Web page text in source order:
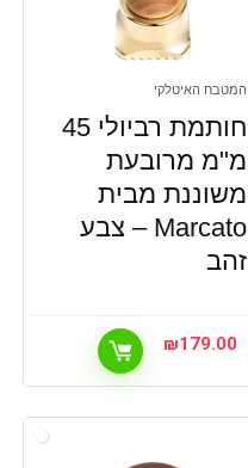
המטבח האיטלקי
חותמת רביולי 45
מ"מ מרובעת
משוננת מבית
Marcato – צבע
זהב
₪179.00